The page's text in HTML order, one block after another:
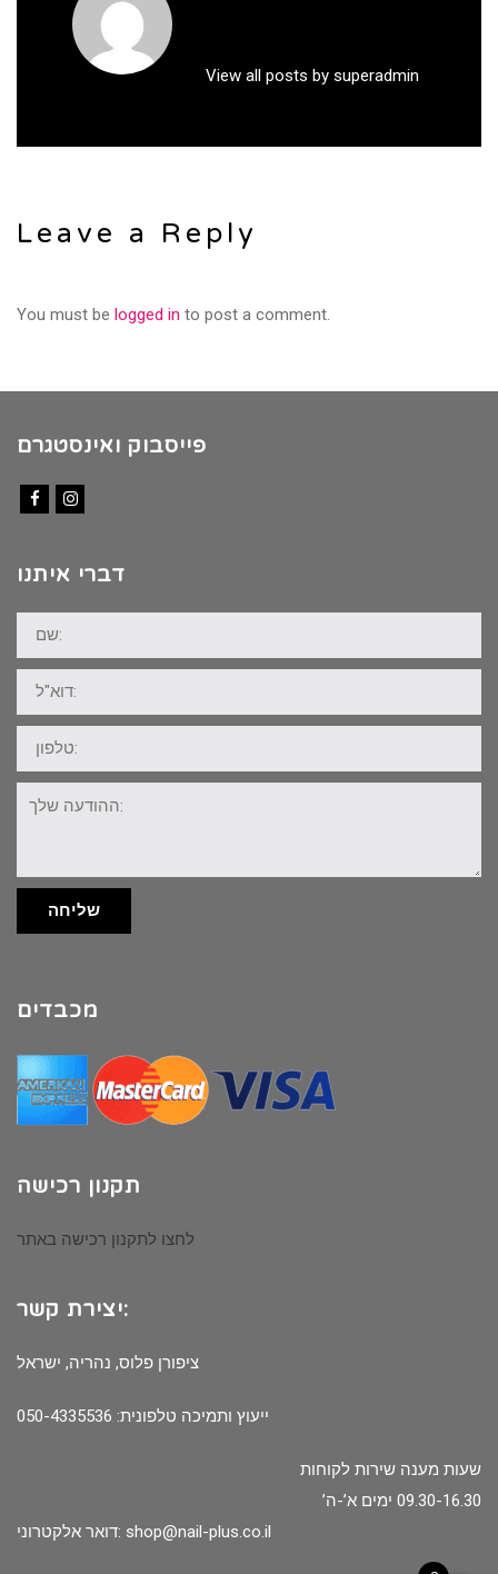
View all posts by superadmin
Leave a Reply
You must be logged in to post a comment.
פייסבוק ואינסטגרם
דברי איתנו
שם:
דוא"ל:
טלפון:
ההודעה
שלך:
שליחה
מכבדים
תקנון רכישה
לחצו לתקנון רכישה באתר
יצירת קשר:
ציפורן פלוס, נהריה, ישראל
ייעוץ ותמיכה טלפונית: 050-4335536
שעות מענה שירות לקוחות
09.30-16.30 ימים א’-ה’
דואר אלקטרוני: shop@nail-plus.co.il